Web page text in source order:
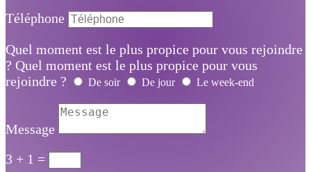
Téléphone
Quel moment est le plus propice pour vous rejoindre
? Quel moment est le plus propice pour vous
rejoindre ?
De soir De jour Le week-end
Message
3 + 1 =